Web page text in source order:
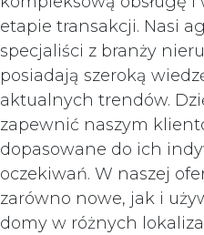
etapie transakcji. Nasi
specjaliści z branży
posiadają szeroką
aktualnych trendów.
zapewnić naszym
dopasowane do ich
oczekiwań. W naszej
zarówno nowe, jak i
domy w różnych